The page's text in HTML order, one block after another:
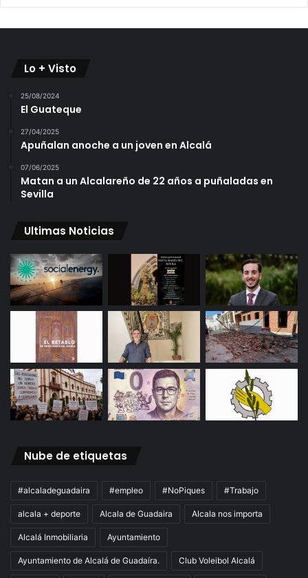
Lo + Visto
25/08/2024
El Guateque
27/04/2025
Apuñalan anoche a un joven en Alcalá
07/06/2025
Matan a un Alcalareño de 22 años a puñaladas en
Sevilla
Ultimas Noticias
Nube de etiquetas
#alcaladeguadaira #empleo #NoPiques #Trabajo
alcala + deporte Alcala de Guadaira Alcala nos importa
Alcalá Inmobiliaria Ayuntamiento
Ayuntamiento de Alcalá de Guadaíra. Club Voleibol Alcalá